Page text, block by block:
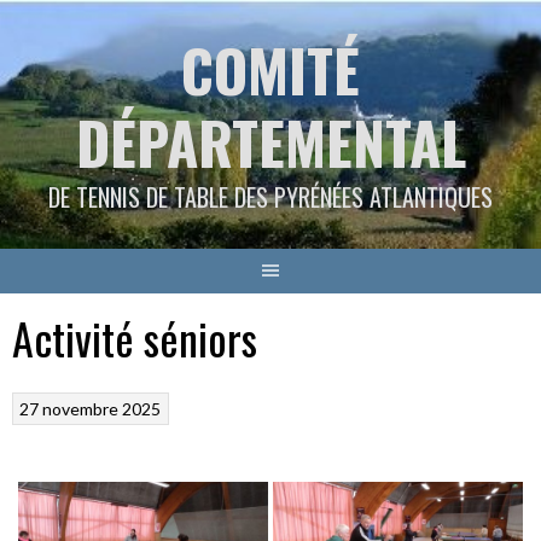
contenu
COMITÉ
DÉPARTEMENTAL
DE TENNIS DE TABLE DES PYRÉNÉES ATLANTIQUES
Activité séniors
27 novembre 2025